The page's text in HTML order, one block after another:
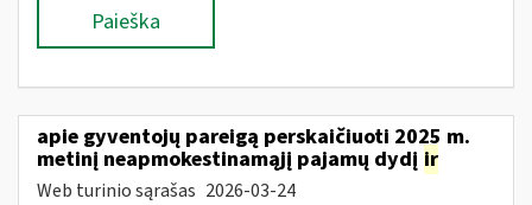
Paieška
apie gyventojų pareigą perskaičiuoti 2025 m.
metinį neapmokestinamąjį pajamų dydį ir
Web turinio sąrašas 2026-03-24